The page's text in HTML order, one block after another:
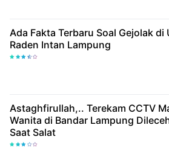
Ada Fakta Terbaru Soal Gejolak di
Raden Intan Lampung
Astaghfirullah,.. Terekam CCTV
Wanita di Bandar Lampung
Saat Salat